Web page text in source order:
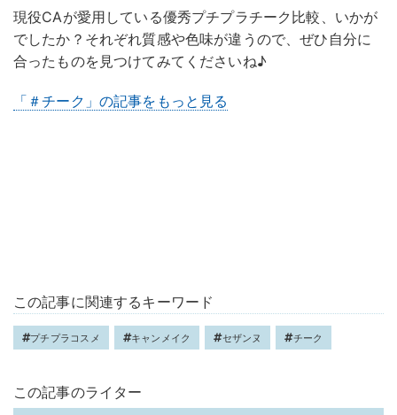
現役CAが愛用している優秀プチプラチーク比較、いかが
でしたか？それぞれ質感や色味が違うので、ぜひ自分に
合ったものを見つけてみてくださいね♪
「＃チーク」の記事をもっと見る
この記事に関連するキーワード
プチプラコスメ キャンメイク セザンヌ チーク
この記事のライター